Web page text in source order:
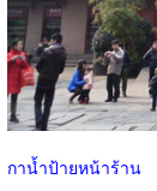
กาน้ำป้ายหน้าร้าน